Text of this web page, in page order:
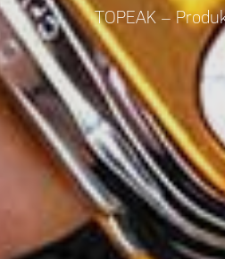
TOPEAK –